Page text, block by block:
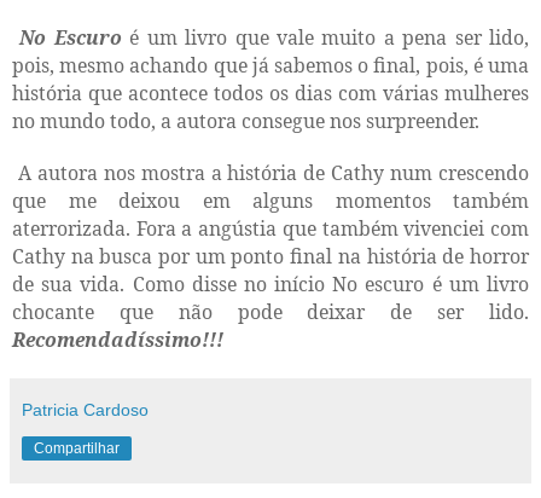
No Escuro é um livro que vale muito a pena ser lido,
pois, mesmo achando que já sabemos o final, pois, é uma
história que acontece todos os dias com várias mulheres
no mundo todo, a autora consegue nos surpreender.
A autora nos mostra a história de Cathy num crescendo
que me deixou em alguns momentos também
aterrorizada. Fora a angústia que também vivenciei com
Cathy na busca por um ponto final na história de horror
de sua vida. Como disse no início No escuro é um livro
chocante que não pode deixar de ser lido.
Recomendadíssimo!!!
Patricia Cardoso
Compartilhar